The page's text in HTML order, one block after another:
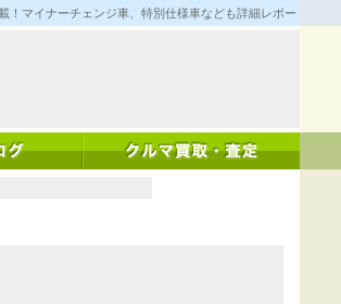
マイナーチェンジ車、特別仕様車なども詳細レポート！